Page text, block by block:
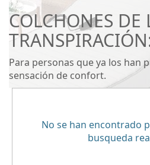
COLCHONES DE
Para personas que ya los han
sensación de confort.
No se han encontrado
busqueda